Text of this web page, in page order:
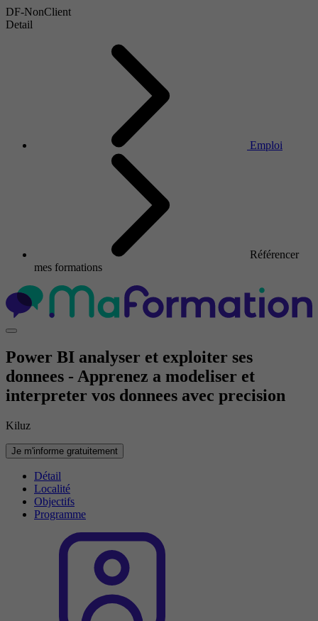
DF-NonClient
Detail
Emploi
Référencer
mes formations
Power BI analyser et exploiter ses
donnees - Apprenez a modeliser et
interpreter vos donnees avec precision
Kiluz
Je m'informe gratuitement
Détail
Localité
Objectifs
Programme